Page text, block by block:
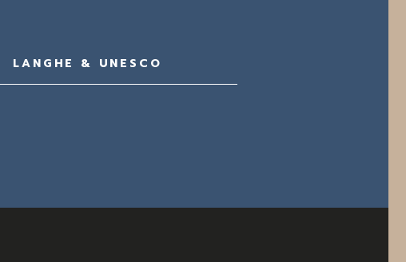
LANGHE & UNESCO